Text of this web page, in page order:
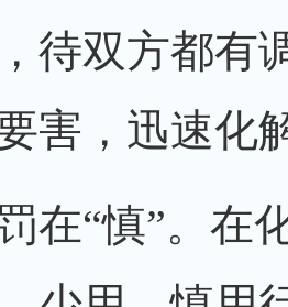
待双方都有
害，迅速化
“慎”。在